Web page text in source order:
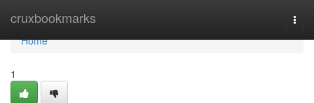
cruxbookmarks
Home
Home
1